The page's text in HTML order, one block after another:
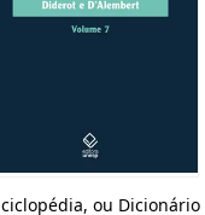
ou Dicionário